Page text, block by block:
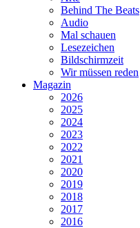
Behind The Beats
Audio
Mal schauen
Lesezeichen
Bildschirmzeit
Wir müssen reden
Magazin
2026
2025
2024
2023
2022
2021
2020
2019
2018
2017
2016